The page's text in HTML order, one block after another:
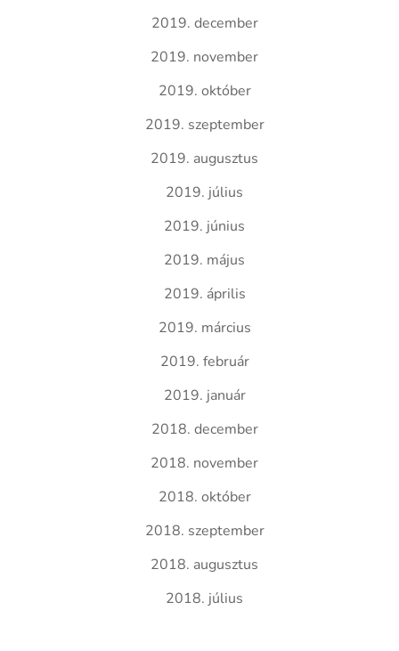
2019. december
2019. november
2019. október
2019. szeptember
2019. augusztus
2019. július
2019. június
2019. május
2019. április
2019. március
2019. február
2019. január
2018. december
2018. november
2018. október
2018. szeptember
2018. augusztus
2018. július